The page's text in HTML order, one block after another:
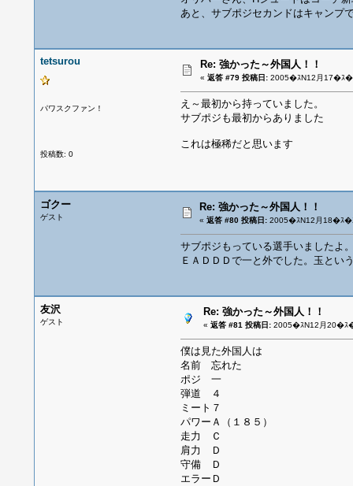
あと、サブポジセカンドはキャンプ
tetsurou
パワスクファン！
投稿数: 0
Re: 強かった～外国人！！
« 返答 #79 投稿日:2005�ｽN12月17�ｽ
え～最初から持っていました。
サブポジも最初からありました
これは極稀だと思います
ゴクー
ゲスト
Re: 強かった～外国人！！
« 返答 #80 投稿日:2005�ｽN12月18�ｽ
サブポジもっている選手いましたよ
ＥＡＤＤＤで一と外でした。玉とい
友沢
ゲスト
Re: 強かった～外国人！！
« 返答 #81 投稿日:2005�ｽN12月20�ｽ
僕は見た外国人は
名前 忘れた
ポジ 一
弾道 ４
ミート７
パワーＡ（１８５）
走力 Ｃ
肩力 Ｄ
守備 Ｄ
エラーＤ